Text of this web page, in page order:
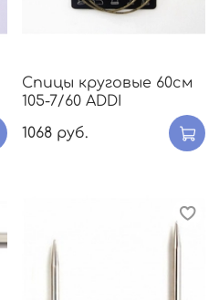
Спицы круговые 60см
105-7/60 ADDI
1068 руб.